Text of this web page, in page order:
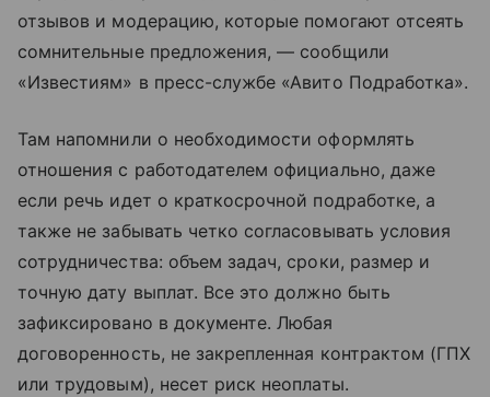
отзывов и модерацию, которые помогают отсеять
сомнительные предложения, — сообщили
«Известиям» в пресс-службе «Авито Подработка».
Там напомнили о необходимости оформлять
отношения с работодателем официально, даже
если речь идет о краткосрочной подработке, а
также не забывать четко согласовывать условия
сотрудничества: объем задач, сроки, размер и
точную дату выплат. Все это должно быть
зафиксировано в документе. Любая
договоренность, не закрепленная контрактом (ГПХ
или трудовым), несет риск неоплаты.